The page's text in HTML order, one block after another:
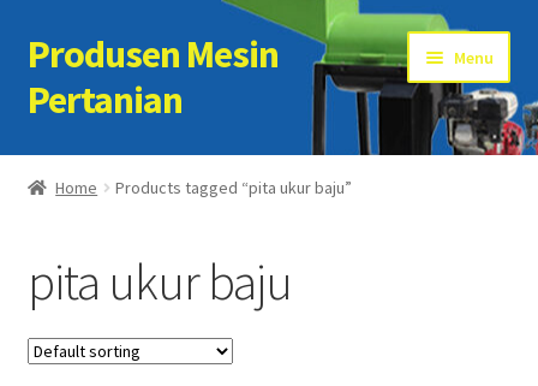
Skip
to
navigation
Skip
to
content
Produsen Mesin
Pertanian
Menu
Home
Cart
Checkout
Home Products tagged “pita ukur baju”
pita ukur baju